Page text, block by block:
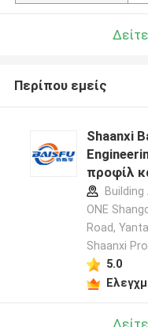
Περίπου εμείς
Shaanxi
προφίλ
Building
ONE
Road,
Shaanxi
5.0